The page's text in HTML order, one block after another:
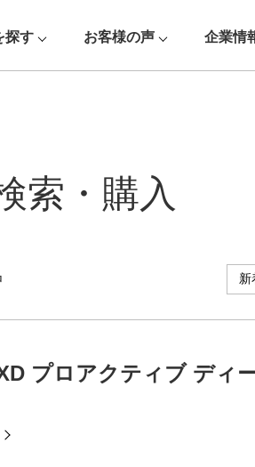
探す お客様の声 企業情
索・購入
プロアクティブ ディ